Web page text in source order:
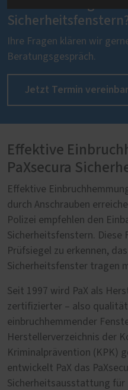
powered by
Ihre Fragen klären wir
Beratungsgespräch.
Jetzt Termin
Effektive
PaXsecura
Effektive
durch Anschrauben
Polizei empfehlen den
Sicherheitsfenstern. Diese
Prüfsiegel zu erkennen,
Sicherheitsfenster tragen
Seit 1997 wird PaX als
zertifizierter – also
einbruchhemmender
Herstellerverzeichnis der
Kriminalprävention (KPK)
entwickelt PaX das
Sicherheitsausstattung für